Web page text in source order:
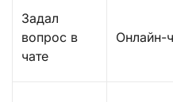
Задал
вопрос в
чате
Онлайн-